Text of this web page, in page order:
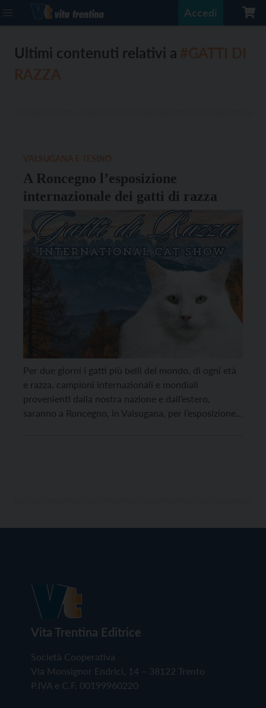
Accedi
Ultimi contenuti relativi a
A Roncegno l’esposizione
internazionale dei gatti di razza
Per due giorni i gatti più belli del mondo, di ogni età
e razza, campioni internazionali e mondiali
provenienti dalla nostra nazione e dall’estero,
saranno a Roncegno, in Valsugana, per l’esposizione
Vita Trentina Editrice
Società Cooperativa
Via Monsignor Endrici, 14 – 38122 Trento
P.IVA e C.F. 00199960220